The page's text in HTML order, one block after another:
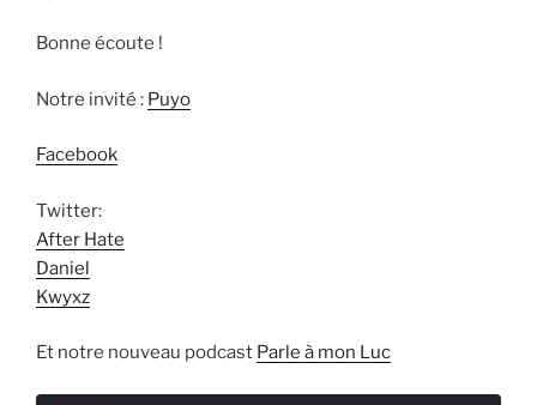
Bonne écoute !
Notre invité : Puyo
Facebook
Twitter:
After Hate
Daniel
Kwyxz
Et notre nouveau podcast Parle à mon Luc